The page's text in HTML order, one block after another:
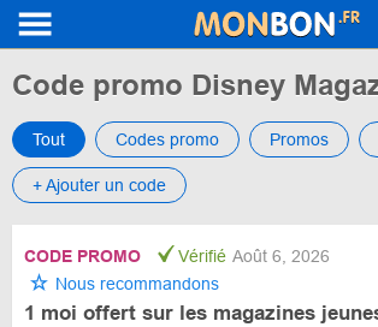
Code promo Disney
Tout Codes promo Promos
+ Ajouter un code
CODE PROMO Vérifié Août 6, 2026
Nous recommandons
1 moi offert sur les magazines